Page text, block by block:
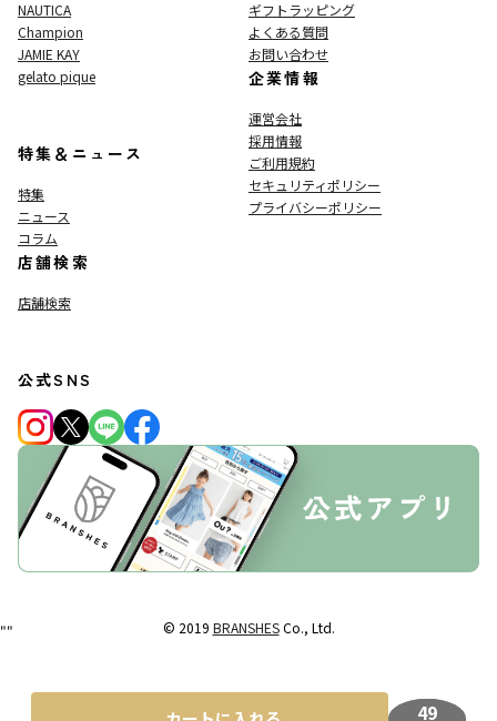
49
NAUTICA
Champion
JAMIE KAY
gelato pique
特集＆ニュース
特集
ニュース
コラム
店舗検索
店舗検索
ギフトラッピング
よくある質問
お問い合わせ
企業情報
運営会社
採用情報
ご利用規約
セキュリティポリシー
プライバシーポリシー
公式SNS
© 2019 BRANSHESCo., Ltd.
""